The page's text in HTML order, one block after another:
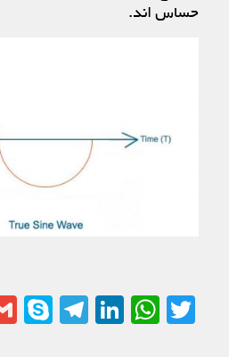
حساس اند.
Twitter
WhatsApp